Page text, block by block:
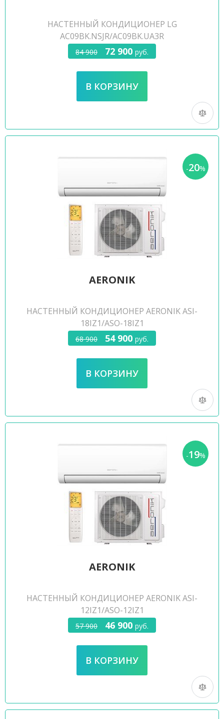
НАСТЕННЫЙ КОНДИЦИОНЕР LG
AC09BK.NSJR/AC09BK.UA3R
84 900 72 900 руб.
-20%
AERONIK
НАСТЕННЫЙ КОНДИЦИОНЕР AERONIK ASI-
18IZ1/ASO-18IZ1
68 900 54 900 руб.
-19%
AERONIK
НАСТЕННЫЙ КОНДИЦИОНЕР AERONIK ASI-
12IZ1/ASO-12IZ1
57 900 46 900 руб.